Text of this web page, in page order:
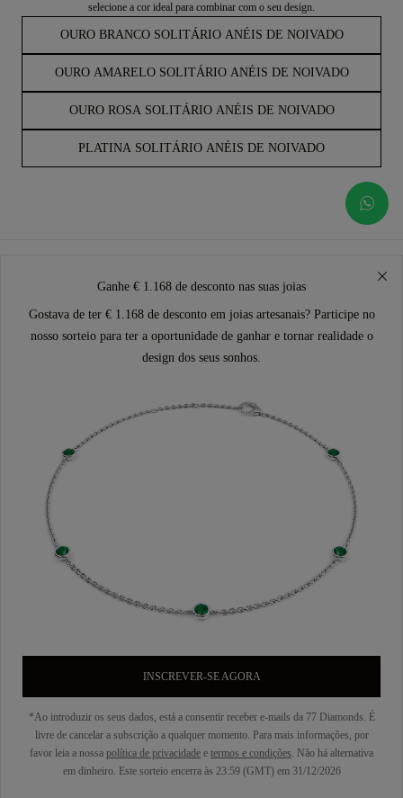
selecione a cor ideal para combinar com o seu design.
OURO BRANCO SOLITÁRIO ANÉIS DE NOIVADO
OURO AMARELO SOLITÁRIO ANÉIS DE NOIVADO
OURO ROSA SOLITÁRIO ANÉIS DE NOIVADO
PLATINA SOLITÁRIO ANÉIS DE NOIVADO
Ganhe € 1.168 de desconto nas suas joias
Gostava de ter € 1.168 de desconto em joias artesanais? Participe no
nosso sorteio para ter a oportunidade de ganhar e tornar realidade o
design dos seus sonhos.
INSCREVER-SE AGORA
*Ao introduzir os seus dados, está a consentir receber e-mails da 77 Diamonds. É
livre de cancelar a subscrição a qualquer momento. Para mais informações, por
favor leia a nossa política de privacidade e termos e condições. Não há alternativa
em dinheiro. Este sorteio encerra às 23:59 (GMT) em 31/12/2026